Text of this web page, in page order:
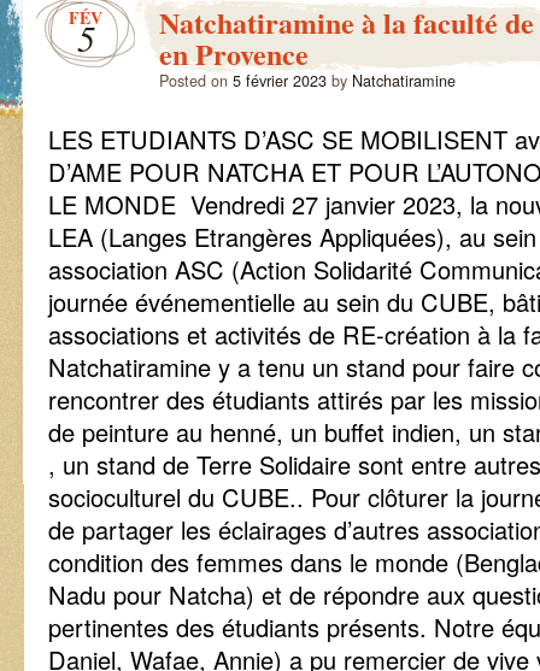
FÉV
5 Natchatiramine à la faculté
en Provence
Posted on 5 février 2023 by Natchatiramine
LES ETUDIANTS D’ASC SE MOBILISENT
D’AME POUR NATCHA ET POUR
LE MONDE Vendredi 27 janvier 2023, la
LEA (Langes Etrangères Appliquées), au
association ASC (Action Solidarité
journée événementielle au sein du CUBE,
associations et activités de RE-création à la
Natchatiramine y a tenu un stand pour faire
rencontrer des étudiants attirés par les
de peinture au henné, un buffet indien, un
, un stand de Terre Solidaire sont entre
socioculturel du CUBE.. Pour clôturer la
de partager les éclairages d’autres
condition des femmes dans le monde
Nadu pour Natcha) et de répondre aux
pertinentes des étudiants présents. Notre
Daniel, Wafae, Annie) a pu remercier de